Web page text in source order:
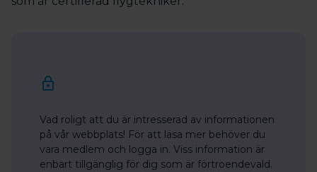
Vad roligt att du är intresserad av informationen
på vår webbplats! För att läsa mer behöver du
vara medlem och logga in. Viss information är
enbart tillgänglig för dig som är förtroendevald.